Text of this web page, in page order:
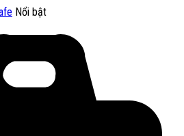
Nổi bật